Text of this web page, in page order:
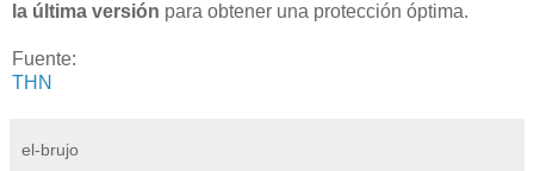
la última versión para obtener una protección óptima.
Fuente:
THN
el-brujo